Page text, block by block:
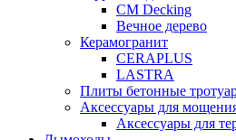
CM Decking
Вечное дерево
Керамогранит
CERAPLUS
LASTRA
Плиты бетонные
Аксессуары для
Аксессуары для